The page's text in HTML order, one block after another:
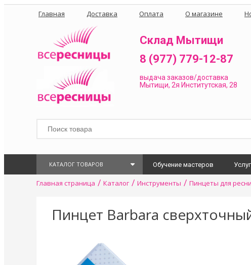
Главная Доставка Оплата О магазине
Склад Мытищи
8 (977) 779-12-87
выдача заказов/доставка
Мытищи, 2я Институтская, 28
КАТАЛОГ ТОВАРОВ Обучение мастеров
Главная страница / Каталог / Инструменты / Пинцеты для
Пинцет Barbara